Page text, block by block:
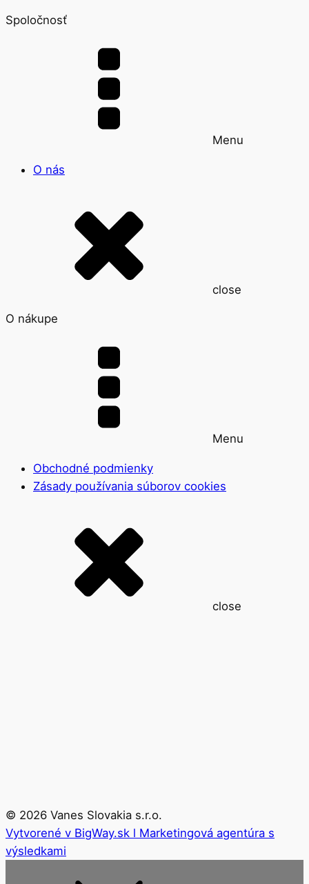
Spoločnosť
Menu
O nás
close
O nákupe
Menu
Obchodné podmienky
Zásady používania súborov cookies
close
© 2026 Vanes Slovakia s.r.o.
Vytvorené v BigWay.sk l Marketingová agentúra s
výsledkami